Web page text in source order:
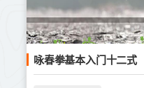
咏春拳基本入门十二式